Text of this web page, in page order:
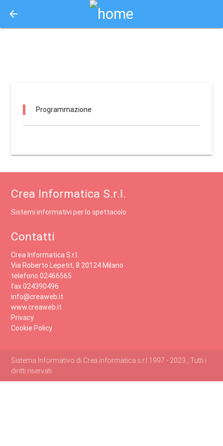
arrow_back
Programmazione
Crea Informatica S.r.l.
Sistemi informativi per lo spettacolo
Contatti
Crea Informatica S.r.l.
Via Roberto Lepetit, 8 20124 Milano
telefono 02466565
fax 024390496
info@creaweb.it
www.creaweb.it
Privacy
Cookie Policy
Sistema Informativo di Crea informatica s.r.l 1997 - 2023 , Tutti i
diritti riservati.